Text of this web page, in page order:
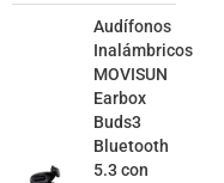
Audífonos
Inalámbricos
MOVISUN
Earbox
Buds3
Bluetooth
5.3 con
precio
era:
S/129.00.
precio